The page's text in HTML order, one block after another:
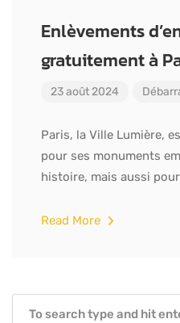
Enlèvements
gratuitement à
23 août 2024
Paris, la Ville Lumière,
pour ses monuments
histoire, mais aussi
Read More